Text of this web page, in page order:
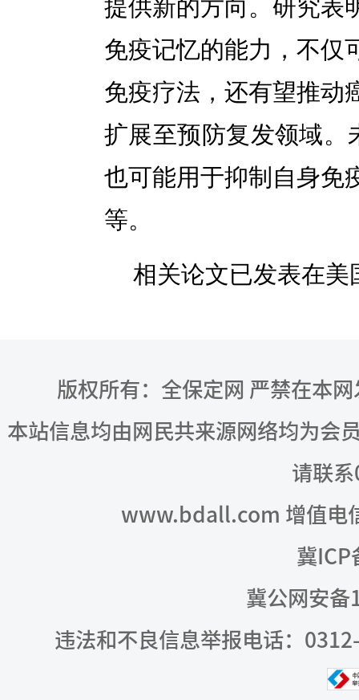
免疫记忆的能力，不仅
免疫疗法，还有望推动
扩展至预防复发领域
也可能用于抑制自身免
等。
相关论文已发表在
版权所有：全保定网 严禁在本
本站信息均由网民共来源网络均为会
请联
www.bdall.com 增值电
冀ICP
冀公网安备
违法和不良信息举报电话：